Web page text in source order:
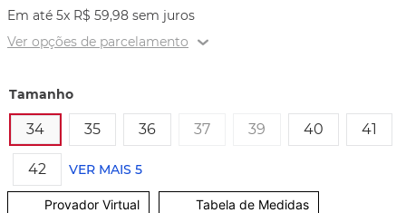
Em até 5x R$ 59,98 sem juros
Ver opções de parcelamento
Tamanho
34 35 36 37 39 40 41
42 VER MAIS 5
Provador Virtual Tabela de Medidas